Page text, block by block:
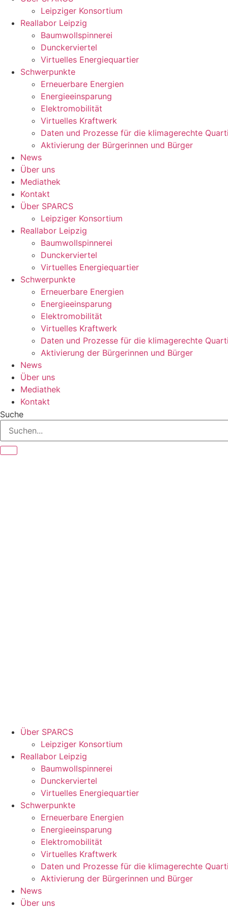
Leipziger Konsortium
Reallabor Leipzig
Baumwollspinnerei
Dunckerviertel
Virtuelles Energiequartier
Schwerpunkte
Erneuerbare Energien
Energieeinsparung
Elektromobilität
Virtuelles Kraftwerk
Daten und Prozesse für die klimagerechte
Aktivierung der Bürgerinnen und Bürger
News
Über uns
Mediathek
Kontakt
Über SPARCS
Leipziger Konsortium
Reallabor Leipzig
Baumwollspinnerei
Dunckerviertel
Virtuelles Energiequartier
Schwerpunkte
Erneuerbare Energien
Energieeinsparung
Elektromobilität
Virtuelles Kraftwerk
Daten und Prozesse für die klimagerechte
Aktivierung der Bürgerinnen und Bürger
News
Über uns
Mediathek
Kontakt
Suche
Über SPARCS
Leipziger Konsortium
Reallabor Leipzig
Baumwollspinnerei
Dunckerviertel
Virtuelles Energiequartier
Schwerpunkte
Erneuerbare Energien
Energieeinsparung
Elektromobilität
Virtuelles Kraftwerk
Daten und Prozesse für die klimagerechte
Aktivierung der Bürgerinnen und Bürger
News
Über uns